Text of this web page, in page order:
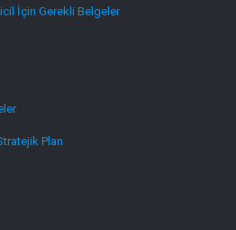
İçin Gerekli Belgeler
Plan